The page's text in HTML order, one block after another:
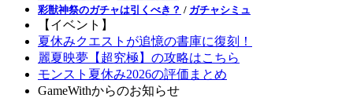
彩獣神祭のガチャは引くべき？ / ガチャシミュ
【イベント】
夏休みクエストが追憶の書庫に復刻！
麗夏映夢【超究極】の攻略はこちら
モンスト夏休み2026の評価まとめ
GameWithからのお知らせ